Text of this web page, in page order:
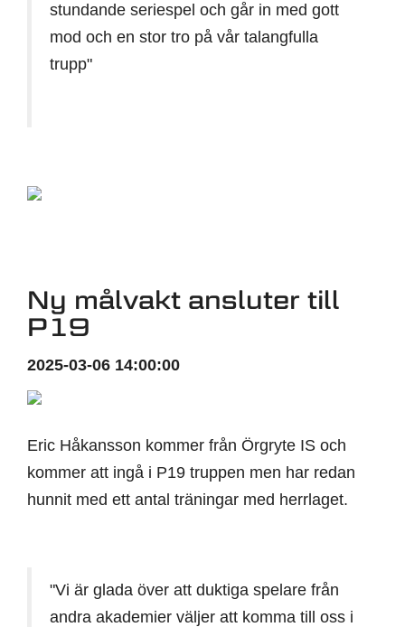
stundande seriespel och går in med gott
mod och en stor tro på vår talangfulla
trupp"
Ny målvakt ansluter till
P19
2025-03-06 14:00:00
Eric Håkansson kommer från Örgryte IS och
kommer att ingå i P19 truppen men har redan
hunnit med ett antal träningar med herrlaget.
"Vi är glada över att duktiga spelare från
andra akademier väljer att komma till oss i